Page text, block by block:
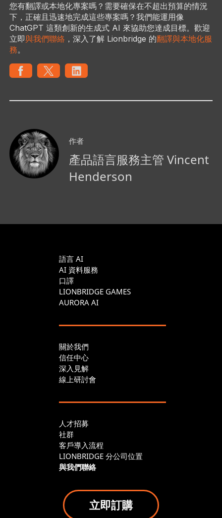
您有翻譯或本地化專案嗎？需要確保在不超出預算的情況
下，正確且迅速地完成這些專案嗎？我們能運用像
ChatGPT 這類創新的生成式 AI 來協助您達成目標。歡迎
立即與我們聯絡 ，深入了解 Lionbridge 的翻譯與本地化服
務。
作者
產品語言服務主管 Vincent
Henderson
語言 AI
AI 資料服務
口譯
LIONBRIDGE GAMES
AURORA AI
關於我們
信任中心
深入見解
線上研討會
人才招募
社群
客戶導入流程
LIONBRIDGE 分公司位置
與我們聯絡
立即訂購